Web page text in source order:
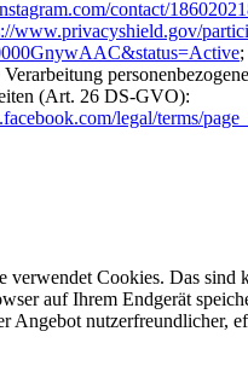
contact/
www.privacyshield.gov/
Verarbeitung
(Art. 26 DS-GVO):
legal/terms/
verwendet Cookies. Das sind
auf Ihrem Endgerät
Angebot nutzerfreundlicher,